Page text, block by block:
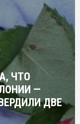
ЧТО
—
ДВЕ